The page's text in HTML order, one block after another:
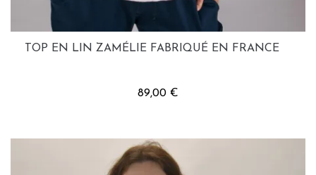
TOP EN LIN ZAMÉLIE FABRIQUÉ EN FRANCE
89,00 €